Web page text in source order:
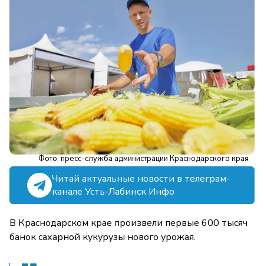
Фото: пресс-служба администрации Краснодарского края
Читай актуальные новости в телеграм-
канале Усть-Лабинск Инфо
В Краснодарском крае произвели первые 600 тысяч
банок сахарной кукурузы нового урожая.